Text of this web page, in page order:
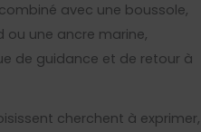
avec une boussole,
ou une ancre marine,
de guidance et de retour à
cherchent à exprimer,